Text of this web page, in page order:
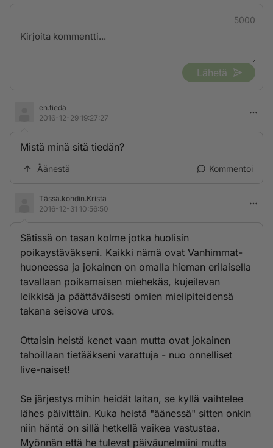
5000
Lähetä
en.tiedä
2016-12-29 19:27:27
Mistä minä sitä tiedän?
Äänestä Kommentoi
Tässä.kohdin.Krista
2016-12-31 10:56:50
Sätissä on tasan kolme jotka huolisin
poikaystäväkseni. Kaikki nämä ovat Vanhimmat-
huoneessa ja jokainen on omalla hieman erilaisella
tavallaan poikamaisen miehekäs, kujeilevan
leikkisä ja päättäväisesti omien mielipiteidensä
takana seisova uros.
Ottaisin heistä kenet vaan mutta ovat jokainen
tahoillaan tietääkseni varattuja - nuo onnelliset
live-naiset!
Se järjestys mihin heidät laitan, se kyllä vaihtelee
lähes päivittäin. Kuka heistä "äänessä" sitten onkin
niin häntä on sillä hetkellä vaikea vastustaa.
Myönnän että he tulevat päiväunelmiini mutta